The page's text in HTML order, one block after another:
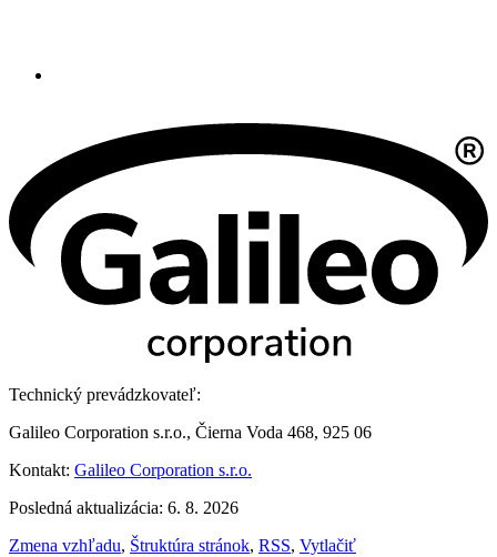
Technický prevádzkovateľ:
Galileo Corporation s.r.o., Čierna Voda 468, 925 06
Kontakt: Galileo Corporation s.r.o.
Posledná aktualizácia: 6. 8. 2026
Zmena vzhľadu, Štruktúra stránok, RSS, Vytlačiť